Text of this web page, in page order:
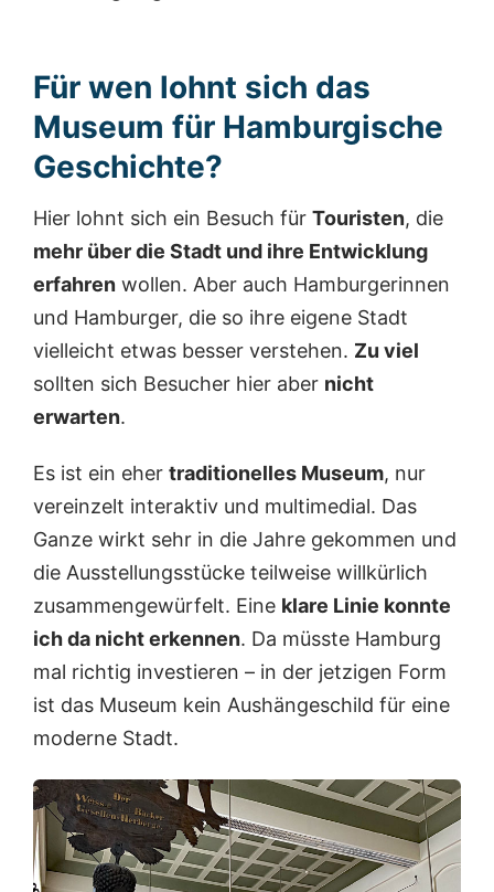
Für wen lohnt sich das
Museum für Hamburgische
Geschichte?
Hier lohnt sich ein Besuch für Touristen, die
mehr über die Stadt und ihre Entwicklung
erfahren wollen. Aber auch Hamburgerinnen
und Hamburger, die so ihre eigene Stadt
vielleicht etwas besser verstehen. Zu viel
sollten sich Besucher hier aber nicht
erwarten.
Es ist ein eher traditionelles Museum, nur
vereinzelt interaktiv und multimedial. Das
Ganze wirkt sehr in die Jahre gekommen und
die Ausstellungsstücke teilweise willkürlich
zusammengewürfelt. Eine klare Linie konnte
ich da nicht erkennen. Da müsste Hamburg
mal richtig investieren – in der jetzigen Form
ist das Museum kein Aushängeschild für eine
moderne Stadt.